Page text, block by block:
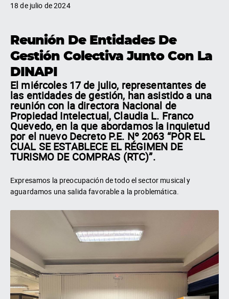
18 de julio de 2024
Reunión De Entidades De
Gestión Colectiva Junto Con La
DINAPI
El miércoles 17 de julio, representantes de
las entidades de gestión, han asistido a una
reunión con la directora Nacional de
Propiedad Intelectual, Claudia L. Franco
Quevedo, en la que abordamos la inquietud
por el nuevo Decreto P.E. Nº 2063 “POR EL
CUAL SE ESTABLECE EL RÉGIMEN DE
TURISMO DE COMPRAS (RTC)”.
Expresamos la preocupación de todo el sector musical y
aguardamos una salida favorable a la problemática.